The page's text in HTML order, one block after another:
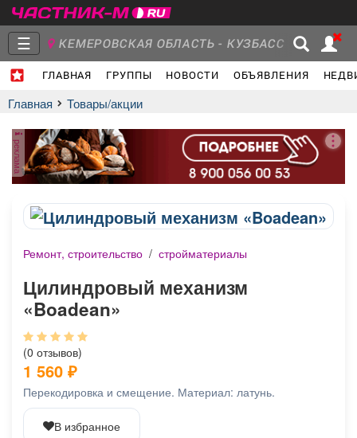
☰ КЕМЕРОВСКАЯ ОБЛАСТЬ - КУЗБАСС
ГЛАВНАЯ ГРУППЫ НОВОСТИ ОБЪЯВЛЕНИЯ
Главная
Объявления Недвижимость Услуги
Афиша
Главная Товары/акции
реклама
Ремонт, строительство / стройматериалы
Цилиндровый механизм
«Boadean»
(0 отзывов)
1 560 ₽
Перекодировка и смещение. Материал: латунь.
В избранное